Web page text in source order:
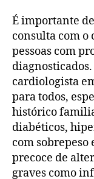
É importante
consulta com o
pessoas com
cardiologista
para todos,
histórico
diabéticos,
com sobrepeso
precoce de
graves como